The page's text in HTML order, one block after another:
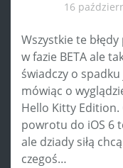
16
Wszystkie te
w fazie BETA ale
świadczy o
mówiąc o
Hello Kitty Edition.
powrotu do iOS 6
ale dziady siłą
czegoś…